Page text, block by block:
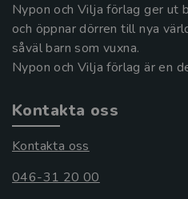
Nypon och Vilja förlag ger ut
och öppnar dörren till nya
såväl barn som vuxna.
Nypon och Vilja förlag är en
Kontakta oss
Kontakta oss
046-31 20 00